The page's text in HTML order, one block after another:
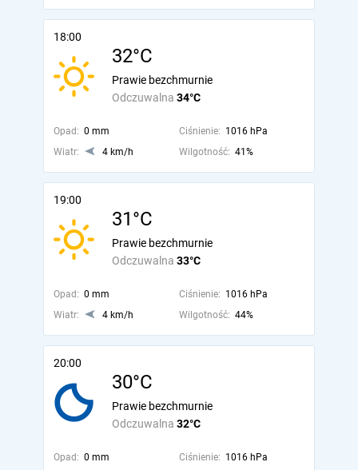
18:00
32°C
Odczuwalna 34°C
Prawie bezchmurnie
Opad: 0 mm Ciśnienie: 1016 hPa
Wiatr:
4 km/h Wilgotność: 41%
19:00
31°C
Odczuwalna 33°C
Prawie bezchmurnie
Opad: 0 mm Ciśnienie: 1016 hPa
Wiatr:
4 km/h Wilgotność: 44%
20:00
30°C
Odczuwalna 32°C
Prawie bezchmurnie
Opad: 0 mm Ciśnienie: 1016 hPa